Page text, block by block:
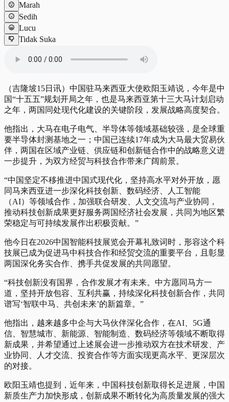
Marah
Sedih
Lucu
Tidak Suka
（吉隆坡15日讯）中国驻马来西亚大使欧阳玉靖说，今年是中
国“十五五”规划开局之年，也是马来西亚第十三大马计划启动
之年，两国同处现代化建设的关键阶段，发展战略高度契合。
他指出，大马在电子电气、半导体等领域基础较强，是全球重
要半导体封测基地之一；中国已连续17年成为大马最大贸易伙
伴，两国在区域产业链、供应链和创新链合作中的战略意义进
一步提升，为双方经贸与科技合作带来广阔前景。
“中国坚定不移推进中国式现代化，坚持高水平对外开放，愿
同马来西亚进一步深化科技创新、数码经济、人工智能
（AI）等领域合作，加强联合研发、人文交流与产业协同，
推动科技创新成果更好服务两国经济社会发展，共同为地区繁
荣稳定与可持续发展作出积极贡献。”
他今日在2026中国智能科技展览会开幕礼致词时，形容这个科
技展已成为促进马中科技合作和经贸交流的重要平台，且彰显
两国深化务实合作、携手共促发展的共同愿望。
“科技创新没有国界，合作发展才有未来。中方愿同马方一
道，坚持开放包容、互利共赢，持续深化科技创新合作，共同
谱写‘智联中马、共创未来’的新篇章。”
他指出，越来越多中企与大马伙伴深化合作，在AI、5G通
信、智慧城市、新能源、智能制造、数码经济等领域不断取得
新成果，并希望通过上述展会进一步推动双方在技术研发、产
业协同、人才交流、投资合作等方面实现更高水平、更深层次
的对接。
欧阳玉靖也提到，近年来，中国科技创新取得长足进展，中国
新质生产力加快形成，创新成果不断转化为高质量发展的强大